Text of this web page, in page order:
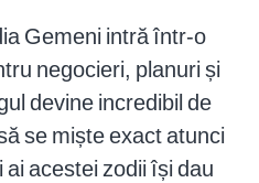
Gemeni intră într-o
negocieri, planuri și
devine incredibil de
se miște exact atunci
acestei zodii își dau